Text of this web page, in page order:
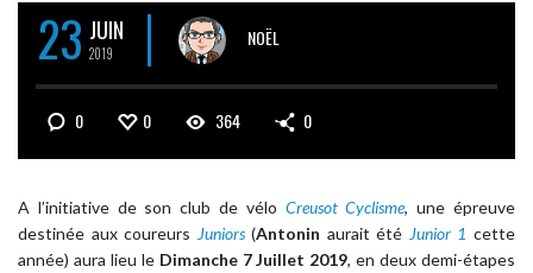
23 JUIN
2019
NOËL
0 0 364 0
A l’initiative de son club de vélo Creusot Cyclisme, une épreuve
destinée aux coureurs Juniors(Antonin aurait été Junior 1 cette
année) aura lieu le Dimanche 7 Juillet 2019, en deux demi-étapes